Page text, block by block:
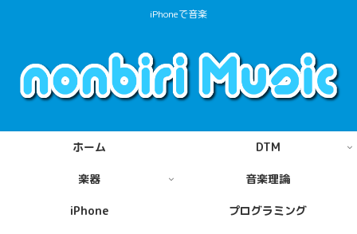
iPhoneで音楽
ホーム DTM
楽器 音楽理論
iPhone プログラミング